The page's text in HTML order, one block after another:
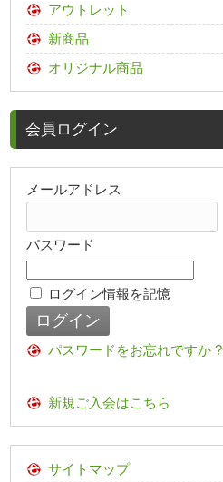
アウトレット
新商品
オリジナル商品
会員ログイン
メールアドレス
パスワード
ログイン情報を記憶
パスワードをお忘れですか ?
新規ご入会はこちら
サイトマップ